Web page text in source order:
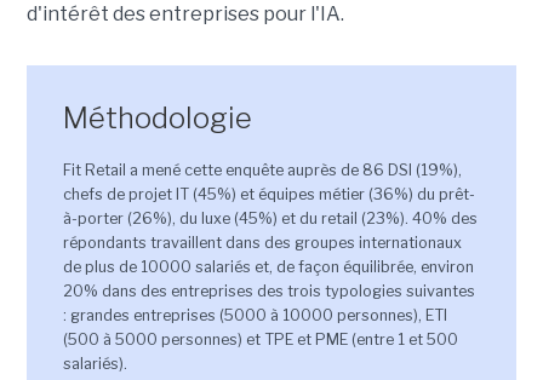
d'intérêt des entreprises pour l'IA.
Méthodologie
Fit Retail a mené cette enquête auprès de 86 DSI (19%),
chefs de projet IT (45%) et équipes métier (36%) du prêt-
à-porter (26%), du luxe (45%) et du retail (23%). 40% des
répondants travaillent dans des groupes internationaux
de plus de 10000 salariés et, de façon équilibrée, environ
20% dans des entreprises des trois typologies suivantes
: grandes entreprises (5000 à 10000 personnes), ETI
(500 à 5000 personnes) et TPE et PME (entre 1 et 500
salariés).